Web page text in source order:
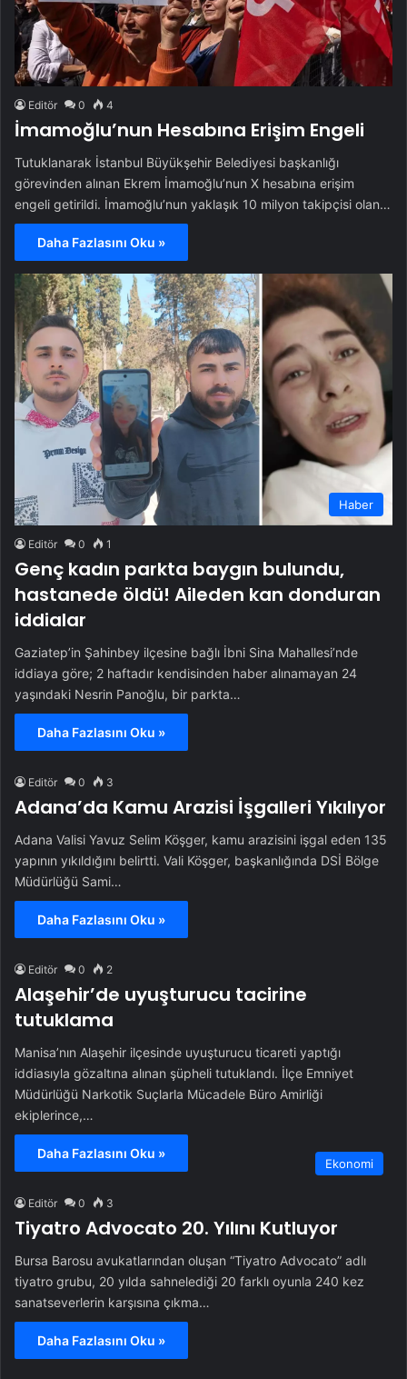
Editör 0 4
İmamoğlu’nun Hesabına Erişim Engeli
Tutuklanarak İstanbul Büyükşehir Belediyesi başkanlığı
görevinden alınan Ekrem İmamoğlu’nun X hesabına erişim
engeli getirildi. İmamoğlu’nun yaklaşık 10 milyon takipçisi olan…
Daha Fazlasını Oku »
Haber
Editör 0 1
Genç kadın parkta baygın bulundu,
hastanede öldü! Aileden kan donduran
iddialar
Gaziatep’in Şahinbey ilçesine bağlı İbni Sina Mahallesi’nde
iddiaya göre; 2 haftadır kendisinden haber alınamayan 24
yaşındaki Nesrin Panoğlu, bir parkta…
Daha Fazlasını Oku »
Editör 0 3
Adana’da Kamu Arazisi İşgalleri Yıkılıyor
Adana Valisi Yavuz Selim Köşger, kamu arazisini işgal eden 135
yapının yıkıldığını belirtti. Vali Köşger, başkanlığında DSİ Bölge
Müdürlüğü Sami…
Daha Fazlasını Oku »
Editör 0 2
Alaşehir’de uyuşturucu tacirine
tutuklama
Manisa’nın Alaşehir ilçesinde uyuşturucu ticareti yaptığı
iddiasıyla gözaltına alınan şüpheli tutuklandı. İlçe Emniyet
Müdürlüğü Narkotik Suçlarla Mücadele Büro Amirliği
ekiplerince,…
Daha Fazlasını Oku »
Ekonomi
Editör 0 3
Tiyatro Advocato 20. Yılını Kutluyor
Bursa Barosu avukatlarından oluşan “Tiyatro Advocato” adlı
tiyatro grubu, 20 yılda sahnelediği 20 farklı oyunla 240 kez
sanatseverlerin karşısına çıkma…
Daha Fazlasını Oku »